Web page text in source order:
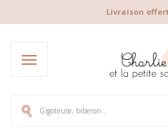
Livraison